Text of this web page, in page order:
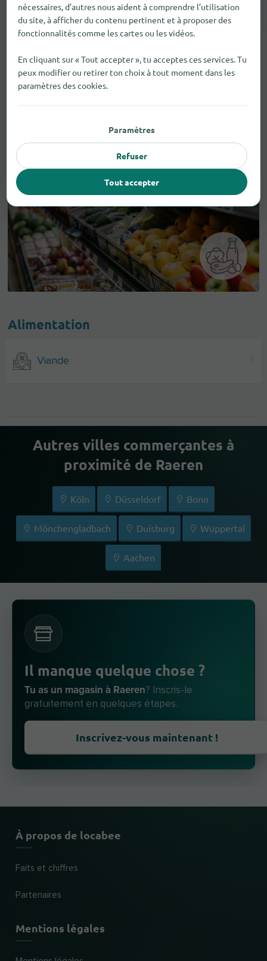
Articles À Tricoter Et À Crocheter
Alimentation
Viande
Autres villes commerçantes à
proximité de Raeren
Köln Düsseldorf Bonn
Mönchengladbach Duisburg Wuppertal
Aachen
Il manque quelque chose ?
Tu as un magasin à Raeren? Inscris-le
gratuitement en quelques étapes.
Inscrivez-vous maintenant !
À propos de locabee
Faits et chiffres
Partenaires
Mentions légales
nécessaires, d’autres nous aident à comprendre l’utilisation
du site, à afficher du contenu pertinent et à proposer des
fonctionnalités comme les cartes ou les vidéos.
En cliquant sur « Tout accepter », tu acceptes ces services. Tu
peux modifier ou retirer ton choix à tout moment dans les
paramètres des cookies.
Paramètres
Refuser
Tout accepter